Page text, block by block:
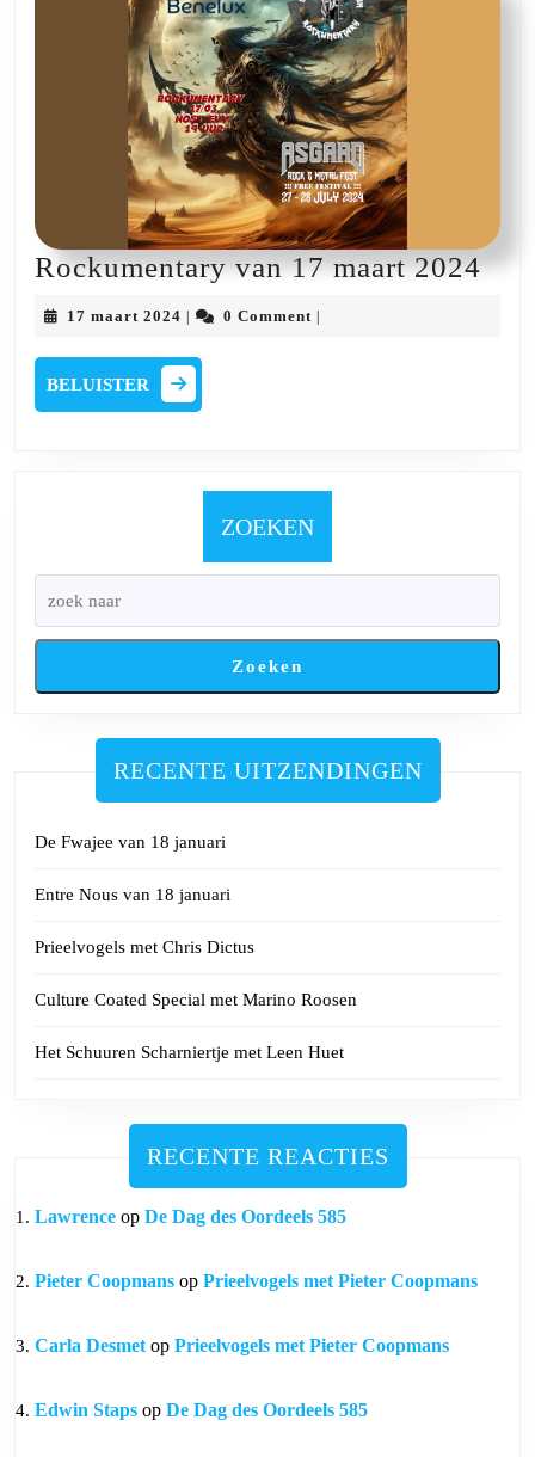
Rockumentary van 17 maart 2024
17 maart 2024 17
2024
0 Comment
BELUISTER
ZOEKEN
Zoeken
RECENTE UITZENDINGEN
De Fwajee van 18 januari
Entre Nous van 18 januari
Prieelvogels met Chris Dictus
Culture Coated Special met Marino Roosen
Het Schuuren Scharniertje met Leen Huet
RECENTE REACTIES
Lawrence op De Dag des Oordeels 585
Pieter Coopmans op Prieelvogels met Pieter Coopmans
Carla Desmetop Prieelvogels met Pieter Coopmans
Edwin Staps op De Dag des Oordeels 585